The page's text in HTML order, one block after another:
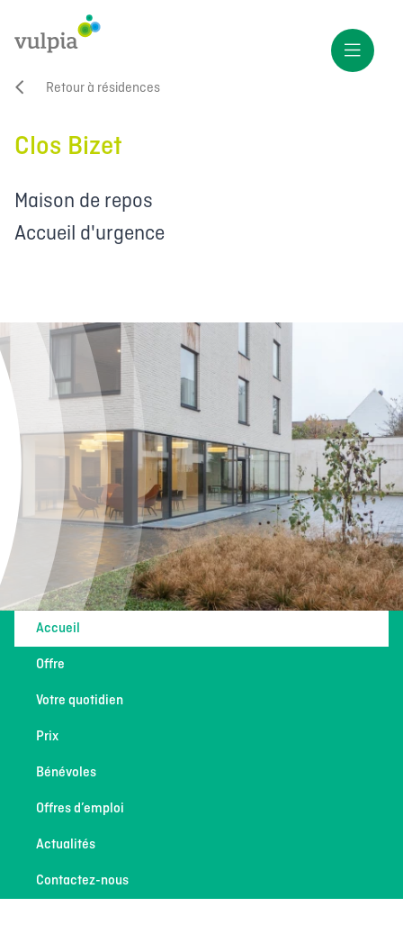
Retour à résidences
Clos Bizet
Maison de repos
Accueil d'urgence
Accueil
Offre
Votre quotidien
Prix
Bénévoles
Offres d’emploi
Actualités
Contactez-nous